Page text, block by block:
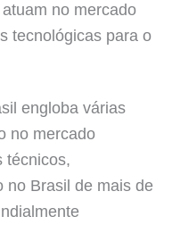
no mercado
tecnológicas para o
engloba várias
no mercado
técnicos,
no Brasil de mais de